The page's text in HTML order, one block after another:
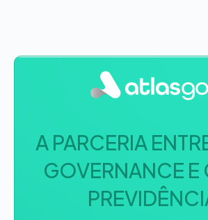
A PARCERIA
GOVERNANCE E